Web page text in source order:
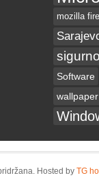
mozilla
Software
wallpaper
Hosted by TG